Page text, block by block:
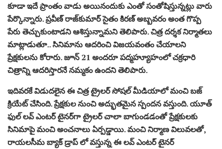
కూడా ఇదే ప్రాంతం వాడు అయినందుకు ఎంతో సంతోషిస్తున్నట్లు వారు
పేర్కొన్నారు. ప్రవీణ్ రాజ్‌కుమార్ సైతం కిరణ్ అబ్బవరం అంత గొప్ప
పేరు తెచ్చుకుంటాడని ఆశిస్తున్నామని తెలిపారు. చిత్ర దర్శక నిర్మాతలు
మాట్లాడుతూ.. సినిమాను ఆదరించి విజయవంతం చేయాలని
ప్రేక్షకులను కోరారు. జూన్ 21 అందరూ పద్మహ్యూహంలో చక్రధారి
చిత్రాన్ని ఆదరిస్తారనే నమ్మకం ఉందని తెలిపారు.
ఇదివరకే విడుదలైన ఈ చిత్ర ట్రైలర్ సోషల్ మీడియాలో మంచి బజ్
క్రియేట్ చేసింది. ప్రేక్షకుల నుంచి అద్భుతమైన స్పందన వస్తుంది. యూత్
ఫుల్ లవ్ ఎంటర్ టైనర్‌గా ట్రైలర్ చాలా బాగుండడంతో ప్రేక్షకులకు
సినిమాపై మంచి అంచనాలు ఏర్పడ్డాయి. మంచి నిర్మాణ విలువలతో,
రాయలసీమ బ్యాక్ డ్రాప్ లో వస్తున్న ఈ లవ్ ఎంటర్ టైనర్